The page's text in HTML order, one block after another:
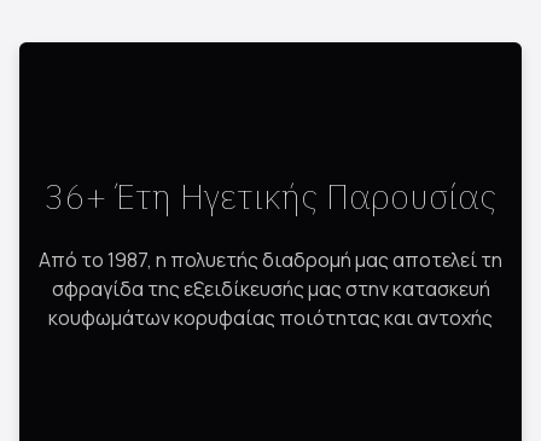
36+ Έτη Ηγετικής Παρουσίας
Από το 1987, η πολυετής διαδρομή μας αποτελεί τη
σφραγίδα της εξειδίκευσής μας στην κατασκευή
κουφωμάτων κορυφαίας ποιότητας και αντοχής